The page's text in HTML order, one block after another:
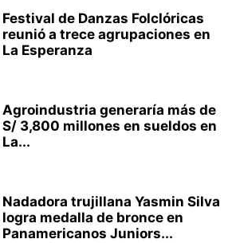
Festival de Danzas Folclóricas
reunió a trece agrupaciones en
La Esperanza
Agroindustria generaría más de
S/ 3,800 millones en sueldos en
La...
Nadadora trujillana Yasmin Silva
logra medalla de bronce en
Panamericanos Juniors...